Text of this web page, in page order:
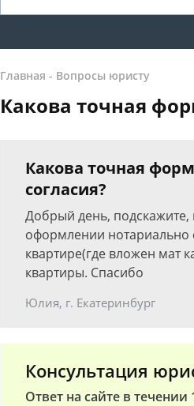
Главная - Вопросы юристу
Какова точная
Какова точная
согласия?
Добрый день,
оформлении нотариально
квартире(где вложен мат
квартиры. Спасибо
Юлия, г. Екатеринбург
Консультация
Ответ на сайте в течении